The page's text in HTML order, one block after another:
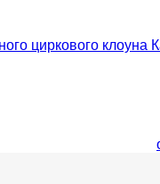
циркового клоуна